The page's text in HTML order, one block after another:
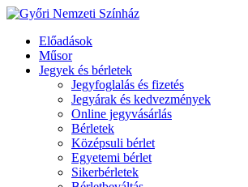
Előadások
Műsor
Jegyek és bérletek
Jegyfoglalás és fizetés
Jegyárak és kedvezmények
Online jegyvásárlás
Bérletek
Középsuli bérlet
Egyetemi bérlet
Sikerbérletek